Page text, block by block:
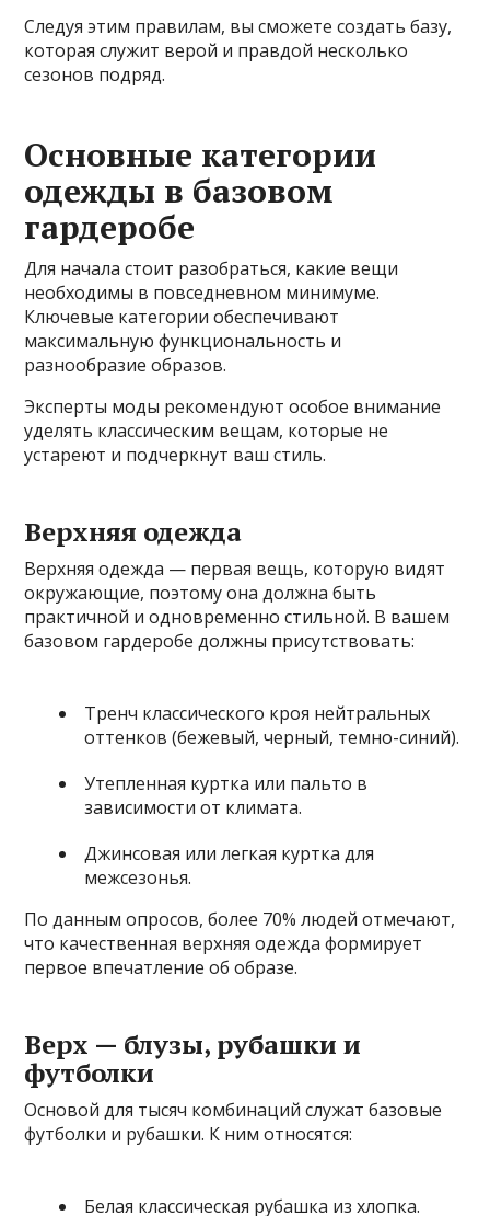
Следуя этим правилам, вы сможете создать базу,
которая служит верой и правдой несколько
сезонов подряд.
Основные категории
одежды в базовом
гардеробе
Для начала стоит разобраться, какие вещи
необходимы в повседневном минимуме.
Ключевые категории обеспечивают
максимальную функциональность и
разнообразие образов.
Эксперты моды рекомендуют особое внимание
уделять классическим вещам, которые не
устареют и подчеркнут ваш стиль.
Верхняя одежда
Верхняя одежда — первая вещь, которую видят
окружающие, поэтому она должна быть
практичной и одновременно стильной. В вашем
базовом гардеробе должны присутствовать:
Тренч классического кроя нейтральных
оттенков (бежевый, черный, темно-синий).
Утепленная куртка или пальто в
зависимости от климата.
Джинсовая или легкая куртка для
межсезонья.
По данным опросов, более 70% людей отмечают,
что качественная верхняя одежда формирует
первое впечатление об образе.
Верх — блузы, рубашки и
футболки
Основой для тысяч комбинаций служат базовые
футболки и рубашки. К ним относятся:
Белая классическая рубашка из хлопка.